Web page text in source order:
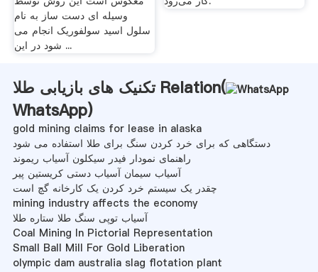
وسیله ای دست ساز به نام
سلول اسید سولفوریک انجام می
شود در این ...
تکنیک های بازیابی طلا Relation(
WhatsApp)
gold mining claims for lease in alaska
دستگاهی که برای خرد کردن سنگ برای طلا استفاده می شود
راهنمای نمودار فیدر سیکلون آسیاب ریموند
آسیاب سیمان آسیاب دستی کریستین پیر
چقدر یک سیستم خرد کردن یک کارخانه گچ است
mining industry affects the economy
آسیاب توپی سنگ طلا ستاره طلا
Coal Mining In Pictorial Representation
Small Ball Mill For Gold Liberation
olympic dam australia slag flotation plant